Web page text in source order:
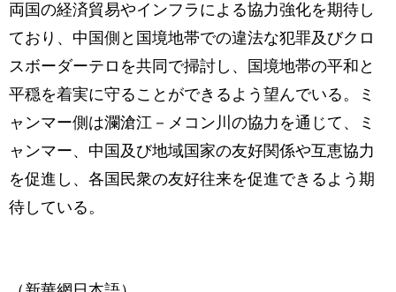
両国の経済貿易やインフラによる協力強化を期待し
ており、中国側と国境地帯での違法な犯罪及びクロ
スボーダーテロを共同で掃討し、国境地帯の平和と
平穏を着実に守ることができるよう望んでいる。ミ
ャンマー側は瀾滄江－メコン川の協力を通じて、ミ
ャンマー、中国及び地域国家の友好関係や互恵協力
を促進し、各国民衆の友好往来を促進できるよう期
待している。